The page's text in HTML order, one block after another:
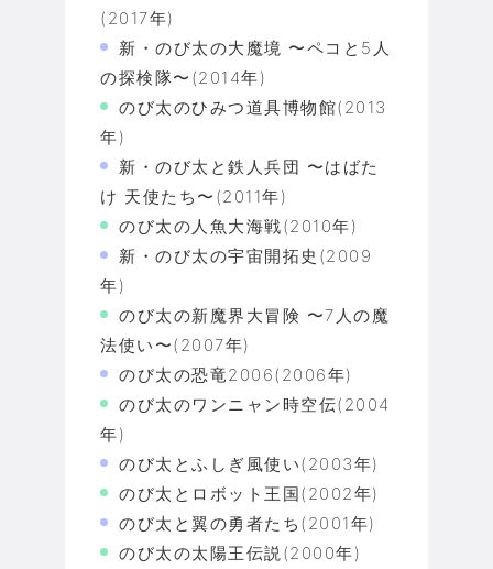
(2017年)
新・のび太の大魔境 〜ペコと5人
の探検隊〜(2014年)
のび太のひみつ道具博物館(2013
年)
新・のび太と鉄人兵団 〜はばた
け 天使たち〜(2011年)
のび太の人魚大海戦(2010年)
新・のび太の宇宙開拓史(2009
年)
のび太の新魔界大冒険 〜7人の魔
法使い〜(2007年)
のび太の恐竜2006(2006年)
のび太のワンニャン時空伝(2004
年)
のび太とふしぎ風使い(2003年)
のび太とロボット王国(2002年)
のび太と翼の勇者たち(2001年)
のび太の太陽王伝説(2000年)